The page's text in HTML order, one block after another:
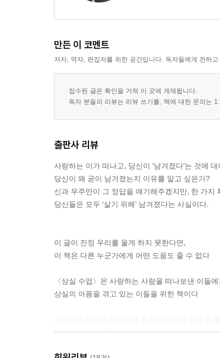
만든 이 코멘트
저자, 역자, 편집자를 위한 공간입니다. 독자들에게 전하
접수된 글은 확인을 거쳐 이 곳에 게재됩니다.
독자 분들의 리뷰는 리뷰 쓰기를, 책에 대한 문의는
출판사 리뷰
사랑하는 이가 떠나고, 당신이 ‘남겨졌다’는 것에
당신이 왜 굳이 남겨졌는지 이유를 알고 싶은가?
신과 우주만이 그 정답을 얘기해주겠지만, 한 가지
당신들은 모두 ‘살기 위해’ 남겨졌다는 사실이다.
이 글이 진정 우리를 울게 하지 못한다면,
이 책은 다른 누군가에게 어떤 도움도 줄 수 없다
〈상실 수업〉은 사랑하는 사람을 떠나보낸 이들
상실의 아픔을 겪고 있는 이들을 위한 책이다
이들에 대한 비통함을 안고서 상실의 고통과 함께